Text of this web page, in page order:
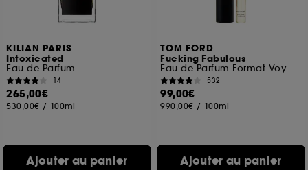
KILIAN PARIS
Intoxicated
Eau de Parfum
14
265,00€
530,00€ / 100ml
Ajouter au panier
TOM FORD
Fucking Fabulous
Eau de Parfum Format Voyage
532
99,00€
990,00€ / 100ml
Ajouter au panier